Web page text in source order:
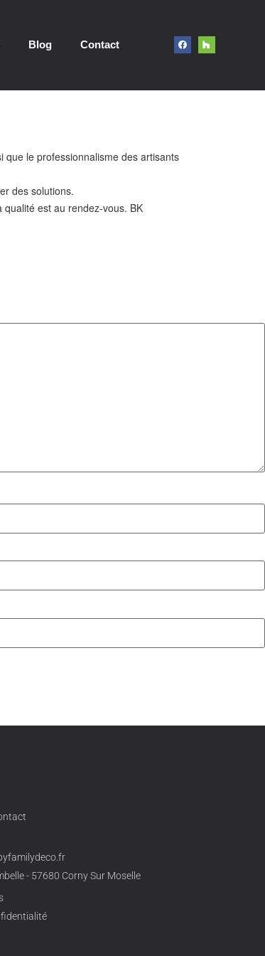
Blog Contact
que le professionnalisme des artisants
des solutions.
est au rendez-vous. BK
- 57680 Corny Sur Moselle